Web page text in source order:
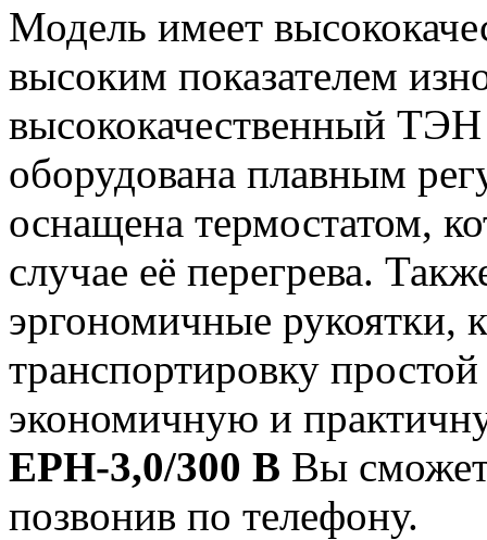
Модель имеет
высоким показателем
высококачественный
оборудована плавным
оснащена термостатом,
случае её перегрева.
эргономичные рукоятки,
транспортировку
экономичную и
EPH-3,0/300 В Вы
позвонив по телефону.